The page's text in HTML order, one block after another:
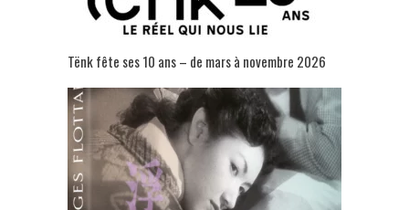
Tënk fête ses 10 ans – de mars à novembre 2026